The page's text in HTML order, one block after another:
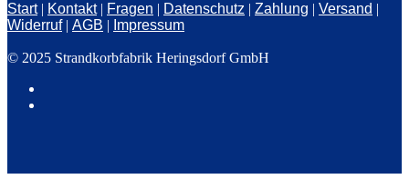
Start| Kontakt| Fragen | Datenschutz | Zahlung | Versand |
Widerruf| AGB | Impressum
© 2025 Strandkorbfabrik Heringsdorf GmbH